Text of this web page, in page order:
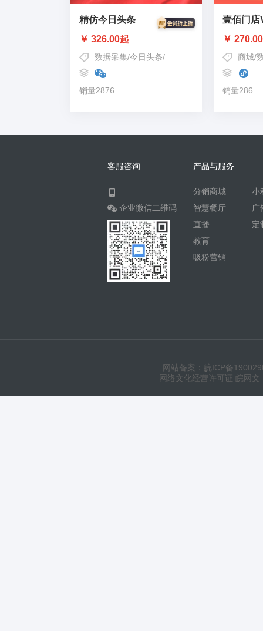
精仿今日头条
￥ 326.00起
数据采集/今日头条/
销量2876
壹佰门店
￥
商城/
销量286
客服咨询
企业微信二维码
产品与服务
分销商城
智慧餐厅
直播
教育
吸粉营销
小
广
定
网站备案：皖ICP备
网络文化经营许可证 皖网